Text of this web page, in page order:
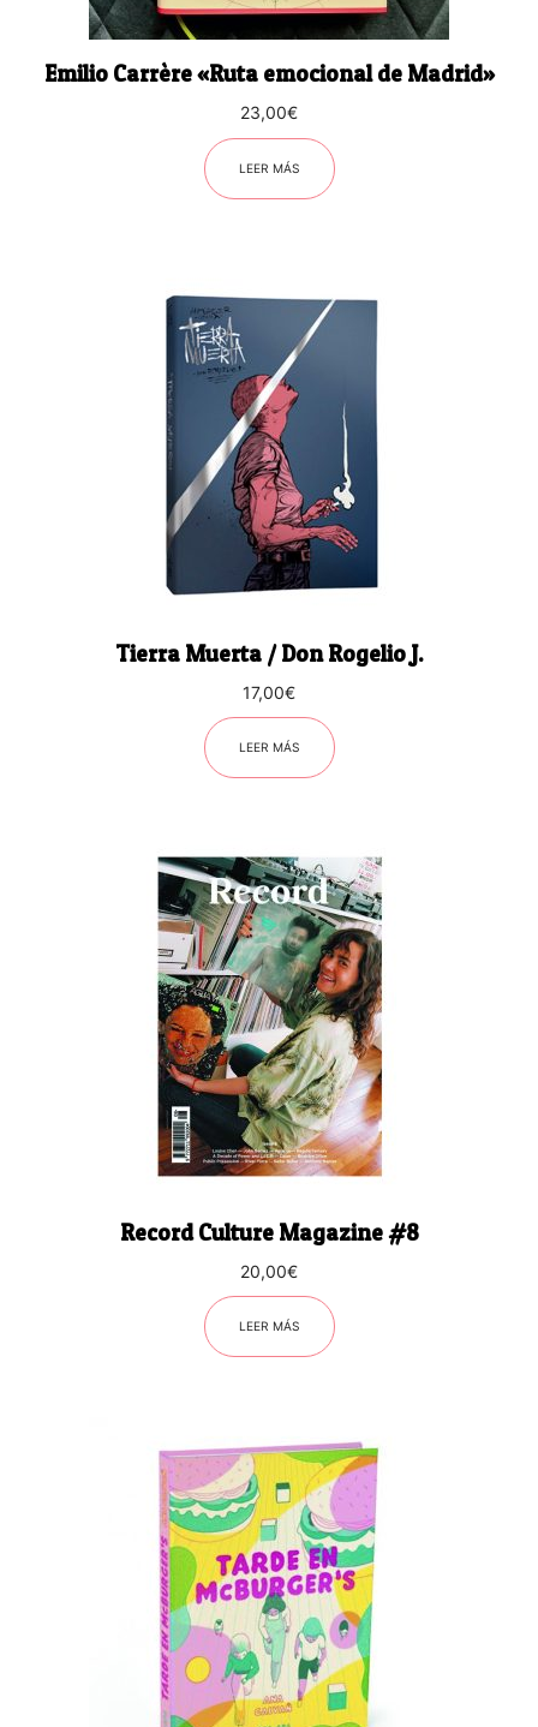
Emilio Carrère «Ruta emocional de Madrid»
23,00€
LEER MÁS
Tierra Muerta / Don Rogelio J.
17,00€
LEER MÁS
Record Culture Magazine #8
20,00€
LEER MÁS